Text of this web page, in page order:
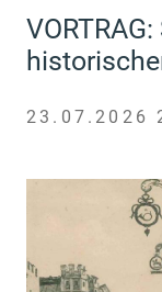
23.07.2026